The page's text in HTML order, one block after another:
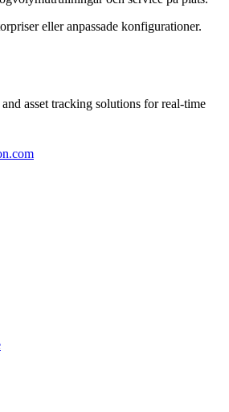
eller anpassade konfigurationer.
asset tracking solutions for real-time